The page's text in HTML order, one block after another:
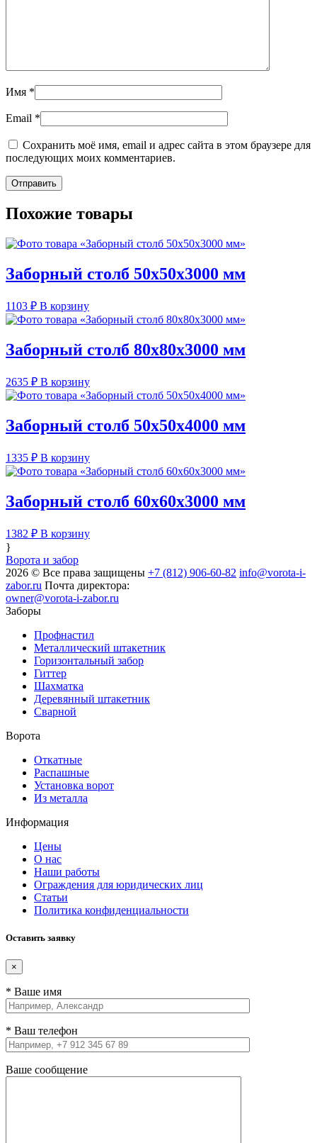
Имя *
Email *
Сохранить моё имя, email и адрес сайта в этом браузере для
последующих моих комментариев.
Похожие товары
Заборный столб 50x50x3000 мм
1103 ₽ В корзину
Заборный столб 80x80x3000 мм
2635 ₽ В корзину
Заборный столб 50x50x4000 мм
1335 ₽ В корзину
Заборный столб 60x60x3000 мм
1382 ₽ В корзину
}
Ворота и забор
2026 © Все права защищены +7 (812) 906-60-82 info@vorota-i-
zabor.ru Почта директора:
owner@vorota-i-zabor.ru
Заборы
Профнастил
Металлический штакетник
Горизонтальный забор
Гиттер
Шахматка
Деревянный штакетник
Сварной
Ворота
Откатные
Распашные
Установка ворот
Из металла
Информация
Цены
О нас
Наши работы
Ограждения для юридических лиц
Статьи
Политика конфиденциальности
Оставить заявку
×
* Ваше имя
* Ваш телефон
Ваше сообщение